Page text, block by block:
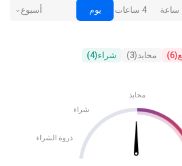
ساعة 4 ساعات يوم أسبوع
(
6
) محايد(
3
) شراء(
4
)
محايد
شراء
ذروة الشراء